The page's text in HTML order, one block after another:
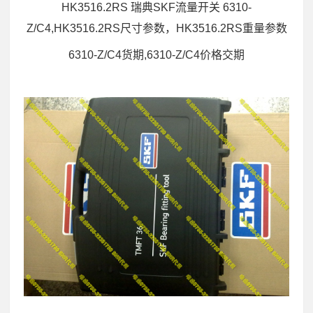
HK3516.2RS 瑞典SKF流量开关 6310-
Z/C4,HK3516.2RS尺寸参数，HK3516.2RS重量参数
6310-Z/C4货期,6310-Z/C4价格交期